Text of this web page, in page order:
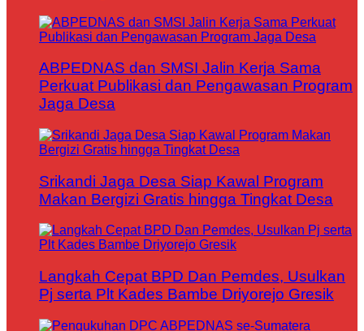
ABPEDNAS dan SMSI Jalin Kerja Sama
Perkuat Publikasi dan Pengawasan Program
Jaga Desa
Srikandi Jaga Desa Siap Kawal Program
Makan Bergizi Gratis hingga Tingkat Desa
Langkah Cepat BPD Dan Pemdes, Usulkan
Pj serta Plt Kades Bambe Driyorejo Gresik